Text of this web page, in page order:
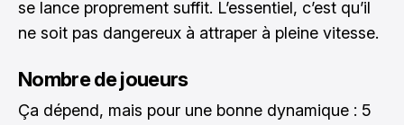
se lance proprement suffit. L’essentiel, c’est qu’il
ne soit pas dangereux à attraper à pleine vitesse.
Nombre de joueurs
Ça dépend, mais pour une bonne dynamique : 5